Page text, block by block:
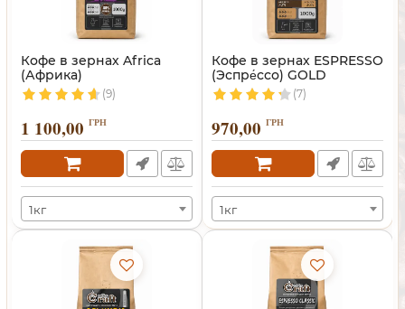
Кофе в зернах Africa
(Африка)
(9)
1 100,00 ГРН
1кг
Кофе в зернах ESPRESSO
(Эспре́ссо) GOLD
(7)
970,00 ГРН
1кг